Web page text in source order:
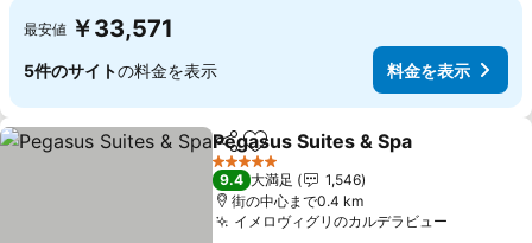
最安値 ￥33,571
5件のサイトの料金を表示 料金を表示
シェアお気に入りに追加
Pegasus Suites & Spa
5 ホテルのランク
9.4 大満足
1,546
街の中心まで0.4 km
イメロヴィグリのカルデラビュー